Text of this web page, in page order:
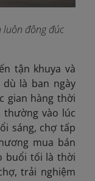
đông đúc
tận khuya và
là ban ngày
gian hàng thời
vào lúc
sáng, chợ tấp
mua bán
buổi tối là thời
trải nghiệm